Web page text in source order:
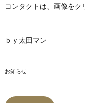
コンタクトは、画像をク
ｂｙ太田マン
お知らせ